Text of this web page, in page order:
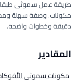
دقيقة وخطوات واضحة.
المقادير
مكونات سموثى